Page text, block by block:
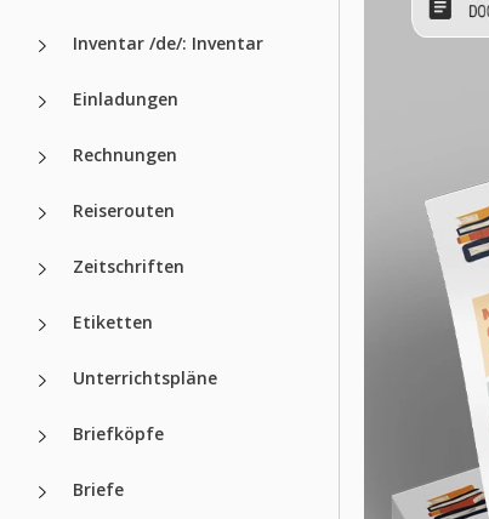
Inventar /de/: Inventar
Einladungen
Rechnungen
Reiserouten
Zeitschriften
Etiketten
Unterrichtspläne
Briefköpfe
Briefe